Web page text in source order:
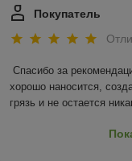
Покупатель
Спасибо за
хорошо наносится,
грязь и не остается